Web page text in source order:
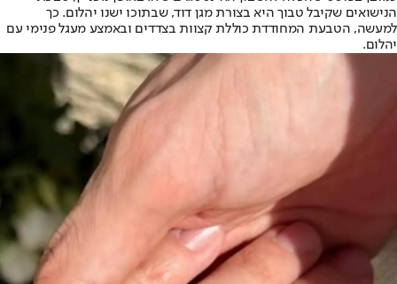
הנישואים שקיבל טבוך היא בצורת מגן דוד, שבתוכו ישנו יהלום. כך
למעשה, הטבעת המחודדת כוללת קצוות בצדדים ובאמצע מעגל פנימי עם
יהלום.